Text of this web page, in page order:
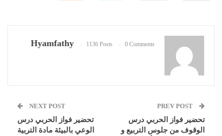
Hyamfathy 1136 Posts 0 Comments
تحضير فواز الحربي درس
الوقوف من جلوس التربيع و
NEXT POST
تحضير فواز الحربي درس
الوعي بالبيئة مادة التربية